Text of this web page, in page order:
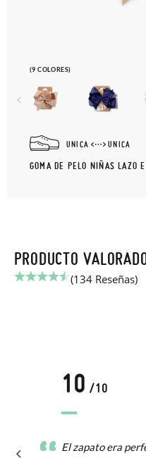
(9 COLORES)
UNICA UNICA
GOMA DE PELO NIÑAS LAZO
PRODUCTO
(134 Reseñas)
10 /10
El zapato era